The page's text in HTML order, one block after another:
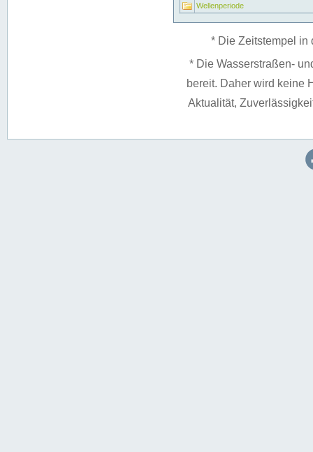
Wellenperiode
* Die Zeitstempel in
* Die Wasserstraßen-
bereit. Daher wird keine
Aktualität,